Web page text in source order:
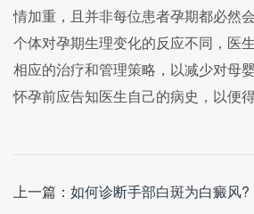
情加重，且并非每位患者孕期都必然
个体对孕期生理变化的反应不同，医
相应的治疗和管理策略，以减少对母
怀孕前应告知医生自己的病史，以便
上一篇： 如何诊断手部白斑为白癜风?